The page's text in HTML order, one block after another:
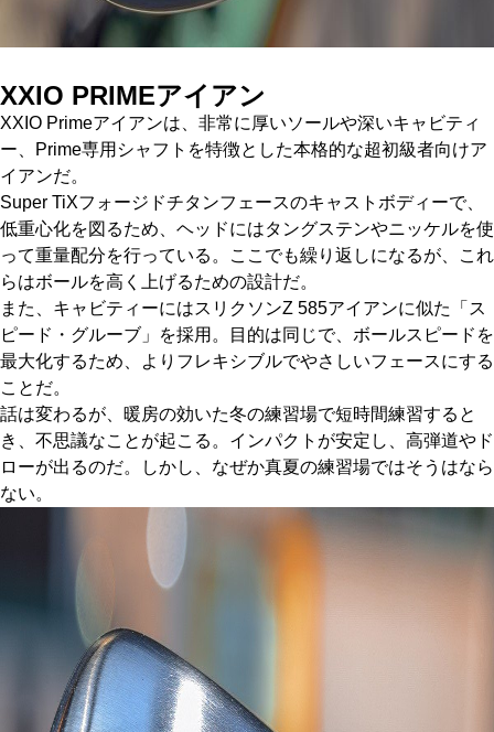
XXIO PRIMEアイアン
XXIO Primeアイアンは、非常に厚いソールや深いキャビティ
ー、Prime専用シャフトを特徴とした本格的な超初級者向けア
イアンだ。
Super TiXフォージドチタンフェースのキャストボディーで、
低重心化を図るため、ヘッドにはタングステンやニッケルを使
って重量配分を行っている。ここでも繰り返しになるが、これ
らはボールを高く上げるための設計だ。
また、キャビティーにはスリクソンZ 585アイアンに似た「ス
ピード・グルーブ」を採用。目的は同じで、ボールスピードを
最大化するため、よりフレキシブルでやさしいフェースにする
ことだ。
話は変わるが、暖房の効いた冬の練習場で短時間練習すると
き、不思議なことが起こる。インパクトが安定し、高弾道やド
ローが出るのだ。しかし、なぜか真夏の練習場ではそうはなら
ない。